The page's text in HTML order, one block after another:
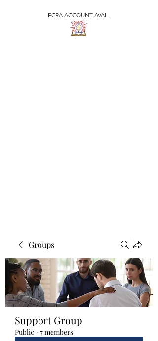
FCRA ACCOUNT AVAI...
Groups
Support Group
Public · 7 members